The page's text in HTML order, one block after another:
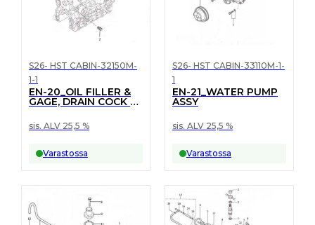
S26- HST CABIN-32150M-
1-1
EN-20_OIL FILLER &
GAGE, DRAIN COCK &
sis. ALV 25,5 %
Varastossa
S26- HST CABIN-33110M-1-
1
EN-21_WATER PUMP
ASSY
sis. ALV 25,5 %
Varastossa